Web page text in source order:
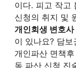
이다. 피고 작고
신청의 취지 및
개인회생 변호사
이 있나요? 담
개인파산 면책
동 파산 신청 진